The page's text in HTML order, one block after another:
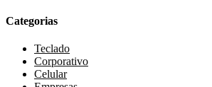
Categorias
Teclado
Corporativo
Celular